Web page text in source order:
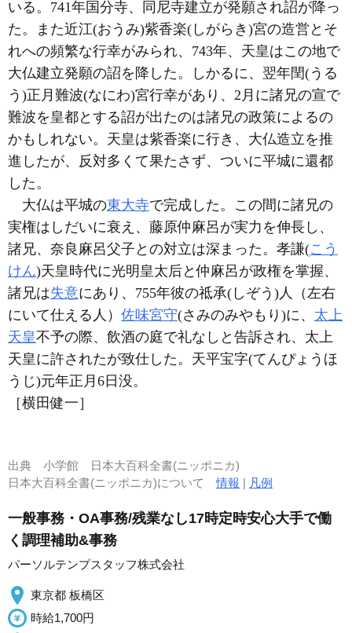
いる。741年国分寺、同尼寺建立が発願され詔が降っ
た。また近江(おうみ)紫香楽(しがらき)宮の造営とそ
れへの頻繁な行幸がみられ、743年、天皇はこの地で
大仏建立発願の詔を降した。しかるに、翌年閏(うる
う)正月難波(なにわ)宮行幸があり、2月に諸兄の宣で
難波を皇都とする詔が出たのは諸兄の政策によるの
かもしれない。天皇は紫香楽に行き、大仏造立を推
進したが、反対多くて果たさず、ついに平城に還都
した。
大仏は平城の東大寺で完成した。この間に諸兄の
実権はしだいに衰え、藤原仲麻呂が実力を伸長し、
諸兄、奈良麻呂父子との対立は深まった。孝謙(こう
けん)天皇時代に光明皇太后と仲麻呂が政権を掌握、
諸兄は失意にあり、755年彼の祗承(しぞう)人（左右
にいて仕える人） 佐味宮守(さみのみやもり)に、 太上
天皇不予の際、飲酒の庭で礼なしと告訴され、太上
天皇に許されたが致仕した。天平宝字(てんぴょうほ
うじ)元年正月6日没。
［横田健一］
出典 小学館 日本大百科全書(ニッポニカ)
日本大百科全書(ニッポニカ)について情報 | 凡例
一般事務・OA事務/残業なし17時定時安心大手で働
く調理補助&事務
パーソルテンプスタッフ株式会社
東京都 板橋区
時給1,700円